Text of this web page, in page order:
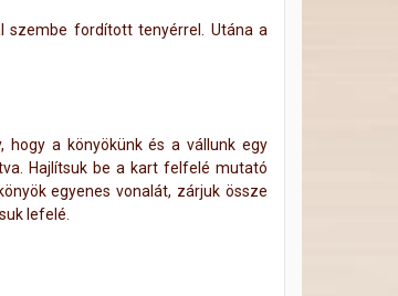
szembe fordított tenyérrel. Utána a
hogy a könyökünk és a vállunk egy
Hajlítsuk be a kart felfelé mutató
egyenes vonalát, zárjuk össze
lefelé.